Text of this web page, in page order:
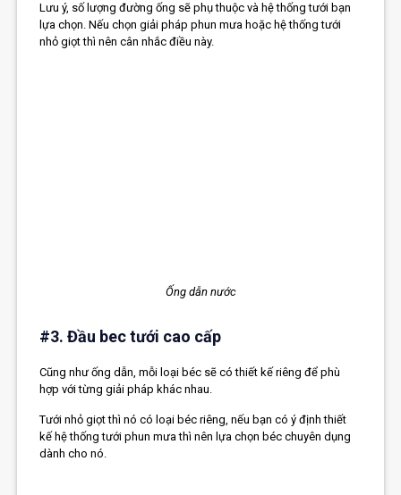
Lưu ý, số lượng đường ống sẽ phụ thuộc và hệ thống tưới bạn
lựa chọn. Nếu chọn giải pháp phun mưa hoặc hệ thống tưới
nhỏ giọtthì nên cân nhắc điều này.
Ống dẫn nước
#3. Đầu bec tưới cao cấp
Cũng như ống dẫn, mỗi loại béc sẽ có thiết kế riêng để phù
hợp với từng giải pháp khác nhau.
Tưới nhỏ giọt thì nó có loại béc riêng, nếu bạn có ý định thiết
kếhệ thống tưới phun mưa thì nên lựa chọn béc chuyên dụng
dành cho nó.